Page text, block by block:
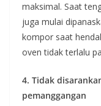
maksimal. Saat
juga mulai
kompor saat
oven tidak terlalu
4. Tidak
pemanggangan